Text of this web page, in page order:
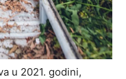
u 2021. godini,